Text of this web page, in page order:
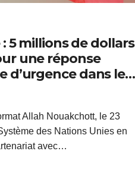
5 millions de dollars
une réponse
d’urgence dans le
et le Guidimakha
Allah Nouakchott, le 23
des Nations Unies en
avec…